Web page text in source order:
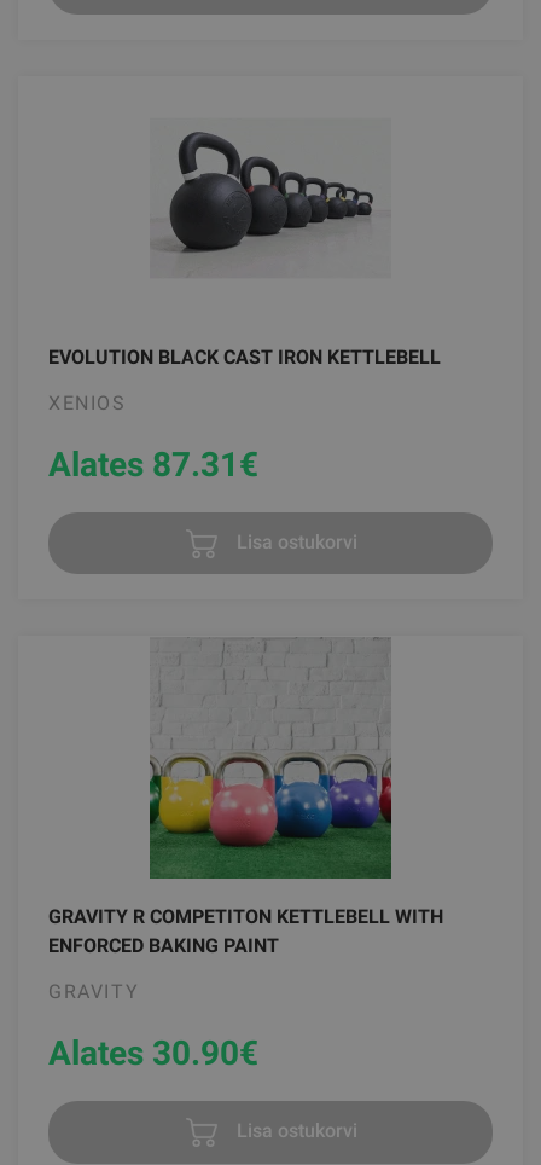
EVOLUTION BLACK CAST IRON KETTLEBELL
XENIOS
Alates 87.31€
Lisa ostukorvi
GRAVITY R COMPETITON KETTLEBELL WITH
ENFORCED BAKING PAINT
GRAVITY
Alates 30.90€
Lisa ostukorvi